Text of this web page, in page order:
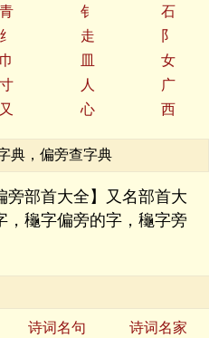
青 钅
石
纟 走
阝
巾 皿
女
寸 人
广
又 心 西
典，偏旁查字典
旁部首大全】又名部首大
，龝字偏旁的字，龝字旁
诗词名句
诗词名家